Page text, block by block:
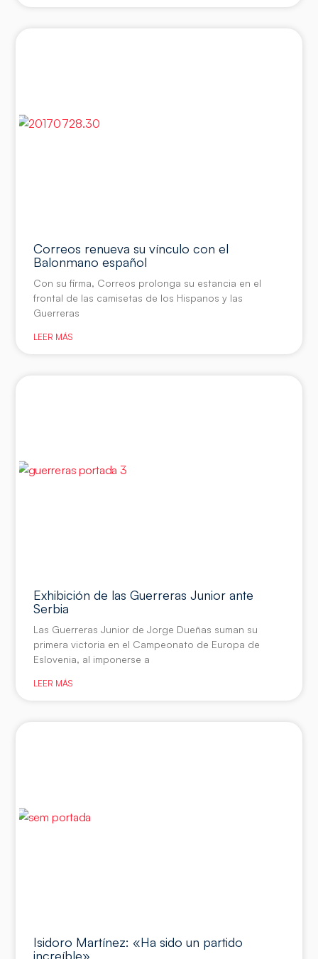
Correos renueva su vínculo con el
Balonmano español
Con su firma, Correos prolonga su estancia en el
frontal de las camisetas de los Hispanos y las
Guerreras
LEER MÁS
Exhibición de las Guerreras Junior ante
Serbia
Las Guerreras Junior de Jorge Dueñas suman su
primera victoria en el Campeonato de Europa de
Eslovenia, al imponerse a
LEER MÁS
Isidoro Martínez: «Ha sido un partido
increíble»